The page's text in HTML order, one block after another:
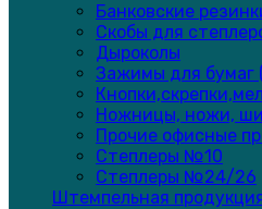
Банковские
Скобы для
Дыроколы
Зажимы для бумаг
Ножницы, ножи,
Прочие офисные
Степлеры №10
Степлеры №24/26
Штемпельная